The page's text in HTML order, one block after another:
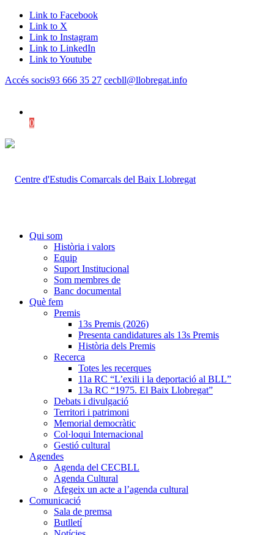
Link to Facebook
Link to X
Link to Instagram
Link to LinkedIn
Link to Youtube
Accés socis93 666 35 27 cecbll@llobregat.info
0
Qui som
Història i valors
Equip
Suport Institucional
Som membres de
Banc documental
Què fem
Premis
13s Premis (2026)
Presenta candidatures als 13s Premis
Història dels Premis
Recerca
Totes les recerques
11a RC “L’exili i la deportació al BLL”
13a RC “1975. El Baix Llobregat”
Debats i divulgació
Territori i patrimoni
Memorial democràtic
Col·loqui Internacional
Gestió cultural
Agendes
Agenda del CECBLL
Agenda Cultural
Afegeix un acte a l’agenda cultural
Comunicació
Sala de premsa
Butlletí